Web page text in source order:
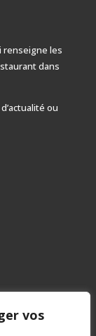
vos
renseigne les
dans
ou